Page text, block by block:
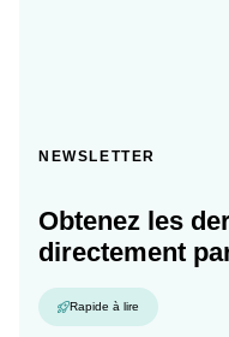
NEWSLETTER
Obtenez les
directement
Rapide à lire